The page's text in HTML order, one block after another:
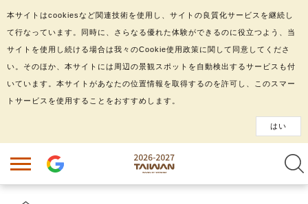
本サイトはcookiesなど関連技術を使用し、サイトの良質化サービスを継続し
て行なっています。同時に、さらなる優れた体験ができるのに役立つよう、当
サイトを使用し続ける場合は我々のCookie使用政策に関して同意してくださ
い。そのほか、本サイトには周辺の景観スポットを自動検出するサービスも付
いています。本サイトがあなたの位置情報を取得するのを許可し、このスマー
トサービスを使用することをおすすめします。
はい